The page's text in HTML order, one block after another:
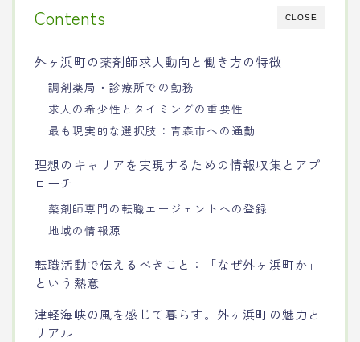
CLOSE
Contents
外ヶ浜町の薬剤師求人動向と働き方の特徴
調剤薬局・診療所での勤務
求人の希少性とタイミングの重要性
最も現実的な選択肢：青森市への通勤
理想のキャリアを実現するための情報収集とアプ
ローチ
薬剤師専門の転職エージェントへの登録
地域の情報源
転職活動で伝えるべきこと：「なぜ外ヶ浜町か」
という熱意
津軽海峡の風を感じて暮らす。外ヶ浜町の魅力と
リアル